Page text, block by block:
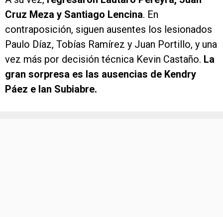
Cruz Meza y Santiago Lencina. En
contraposición, siguen ausentes los lesionados
Paulo Díaz, Tobías Ramírez y Juan Portillo, y una
vez más por decisión técnica Kevin Castaño. La
gran sorpresa es las ausencias de Kendry
Páez e Ian Subiabre.